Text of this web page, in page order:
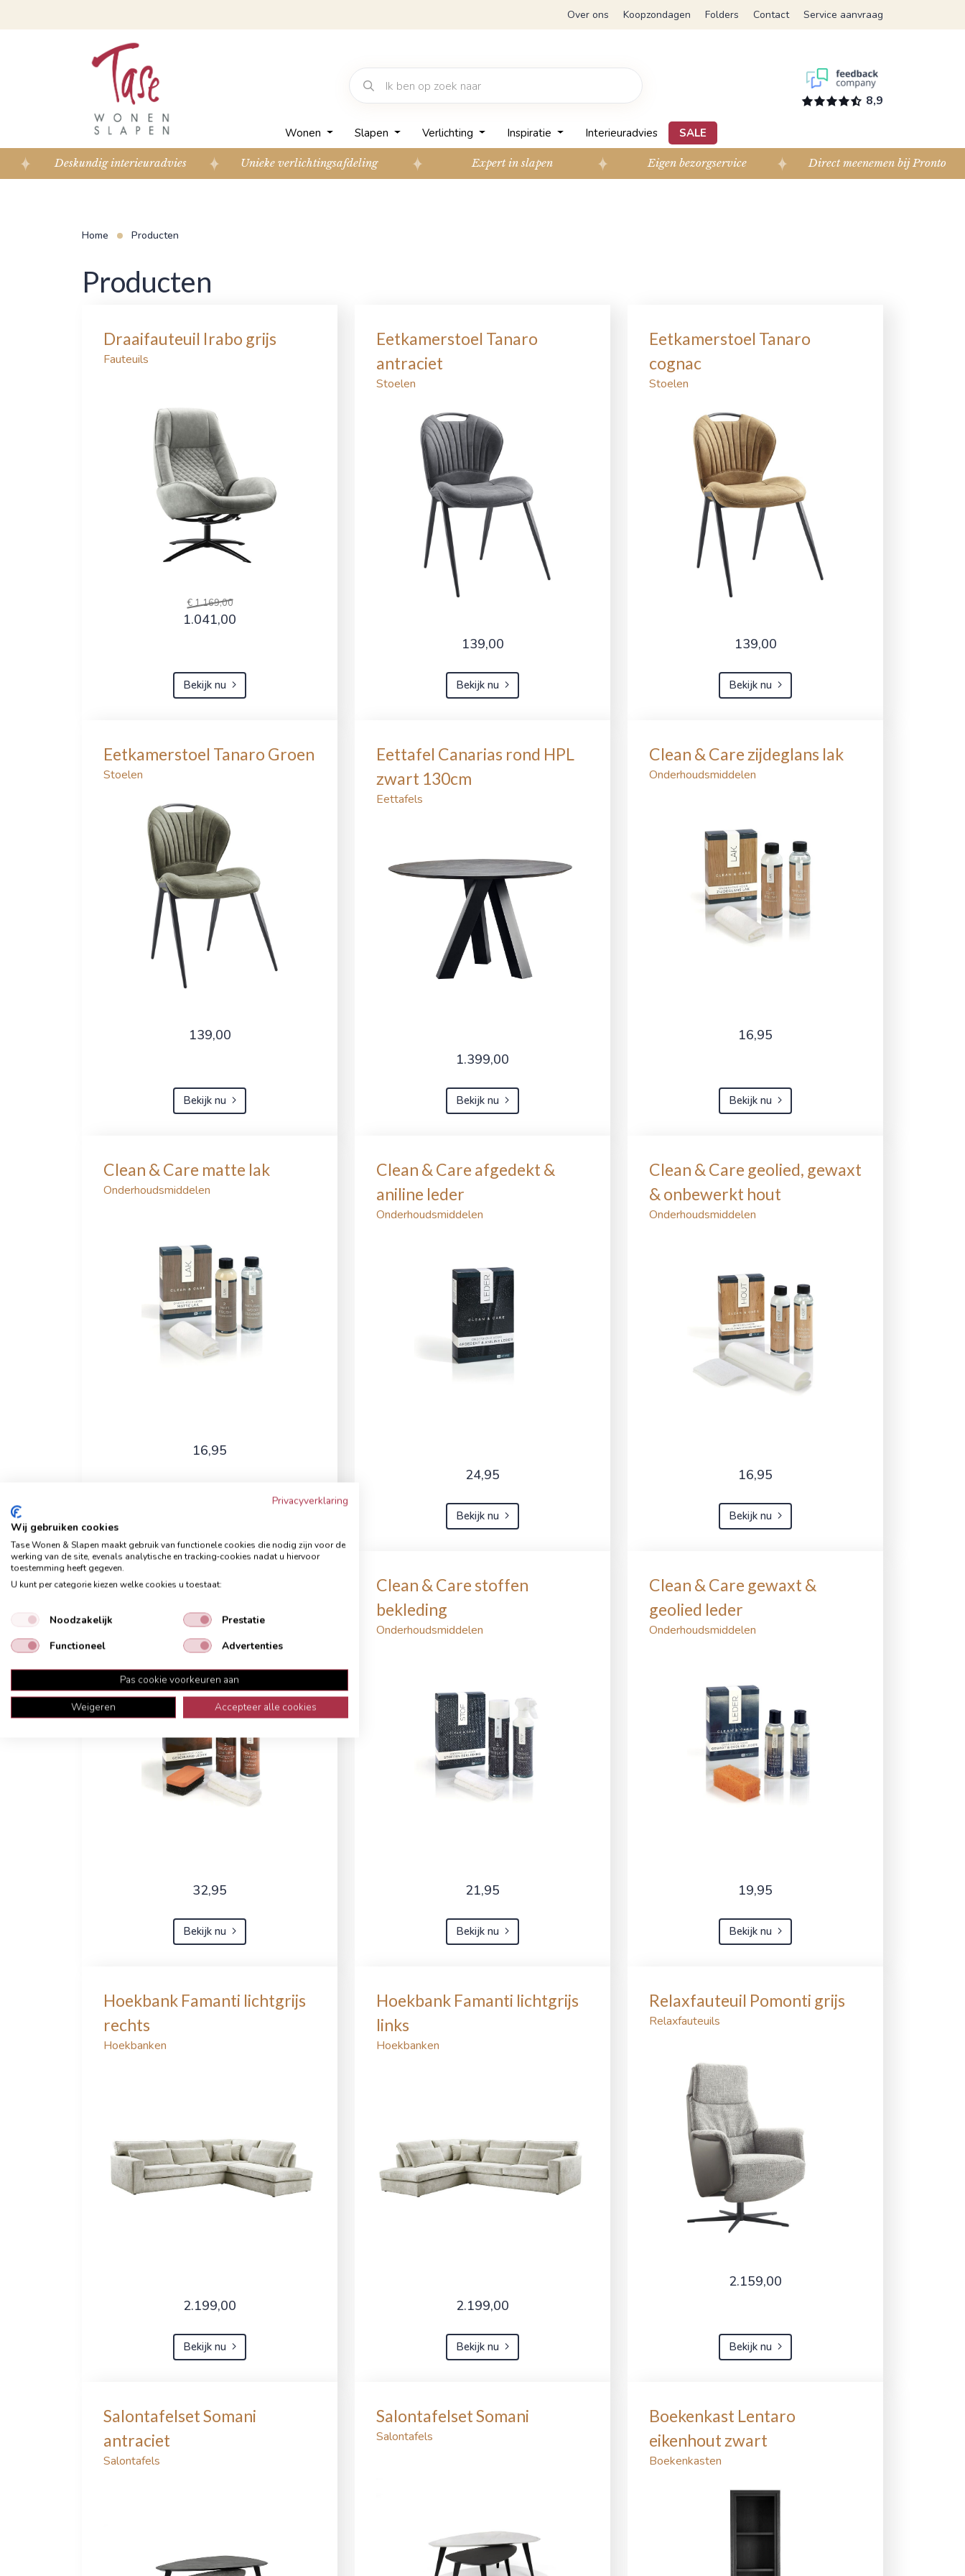
Over ons Koopzondagen Folders Contact Service aanvraag
Wonen Slapen Verlichting Inspiratie Interieuradvies SALE
8,9
Deskundig interieuradvies Unieke verlichtingsafdeling Expert in slapen Eigen bezorgservice Direct meenemen bij Pronto
Home Producten
Producten
Draaifauteuil Irabo grijs
Fauteuils
€ 1.169,00
1.041,00
Bekijk nu
Eetkamerstoel Tanaro
antraciet
Stoelen
139,00
Bekijk nu
Eetkamerstoel Tanaro
cognac
Stoelen
139,00
Bekijk nu
Eetkamerstoel Tanaro Groen
Stoelen
139,00
Bekijk nu
Eettafel Canarias rond HPL
zwart 130cm
Eettafels
1.399,00
Bekijk nu
Clean & Care zijdeglans lak
Onderhoudsmiddelen
16,95
Bekijk nu
Clean & Care matte lak
Onderhoudsmiddelen
16,95
Clean & Care afgedekt &
aniline leder
Onderhoudsmiddelen
24,95
Bekijk nu
Clean & Care geolied, gewaxt
& onbewerkt hout
Onderhoudsmiddelen
16,95
Bekijk nu
Clean & Care geschuurd
Onderhoudsmiddelen
32,95
Bekijk nu
Clean & Care stoffen
bekleding
Onderhoudsmiddelen
21,95
Bekijk nu
Clean & Care gewaxt &
geolied leder
Onderhoudsmiddelen
19,95
Bekijk nu
Hoekbank Famanti lichtgrijs
rechts
Hoekbanken
2.199,00
Bekijk nu
Hoekbank Famanti lichtgrijs
links
Hoekbanken
2.199,00
Bekijk nu
Relaxfauteuil Pomonti grijs
Relaxfauteuils
2.159,00
Bekijk nu
Salontafelset Somani
antraciet
Salontafels
Salontafelset Somani
Salontafels
Boekenkast Lentaro
eikenhout zwart
Boekenkasten
Privacyverklaring
Wij gebruiken cookies
Tase Wonen & Slapen maakt gebruik van functionele cookies die nodig zijn voor de
werking van de site, evenals analytische en tracking‑cookies nadat u hiervoor
toestemming heeft gegeven.
U kunt per categorie kiezen welke cookies u toestaat:
Noodzakelijk
Prestatie
Functioneel
Advertenties
Pas cookie voorkeuren aan
Weigeren
Accepteer alle cookies